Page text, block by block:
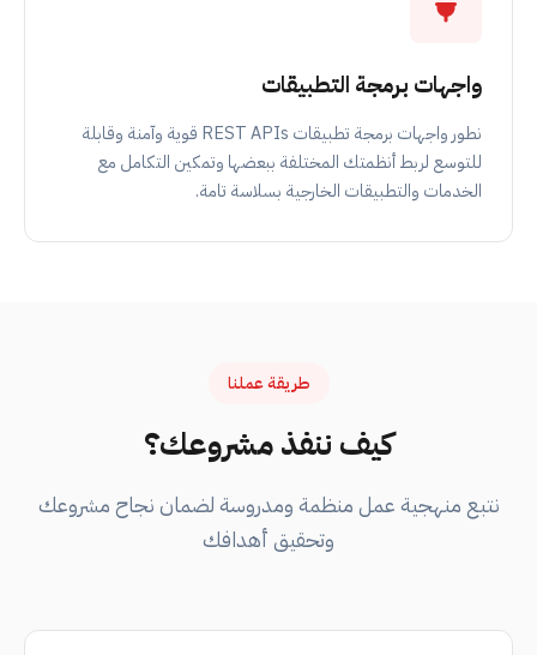
واجهات برمجة التطبيقات
نطور واجهات برمجة تطبيقات REST APIs قوية وآمنة وقابلة
للتوسع لربط أنظمتك المختلفة ببعضها وتمكين التكامل مع
الخدمات والتطبيقات الخارجية بسلاسة تامة.
طريقة عملنا
كيف ننفذ مشروعك؟
نتبع منهجية عمل منظمة ومدروسة لضمان نجاح مشروعك
وتحقيق أهدافك